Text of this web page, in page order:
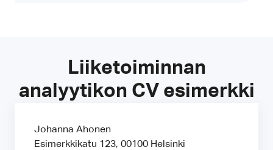
Liiketoiminnan
analyytikon CV esimerkki
Johanna Ahonen
Esimerkkikatu 123, 00100 Helsinki